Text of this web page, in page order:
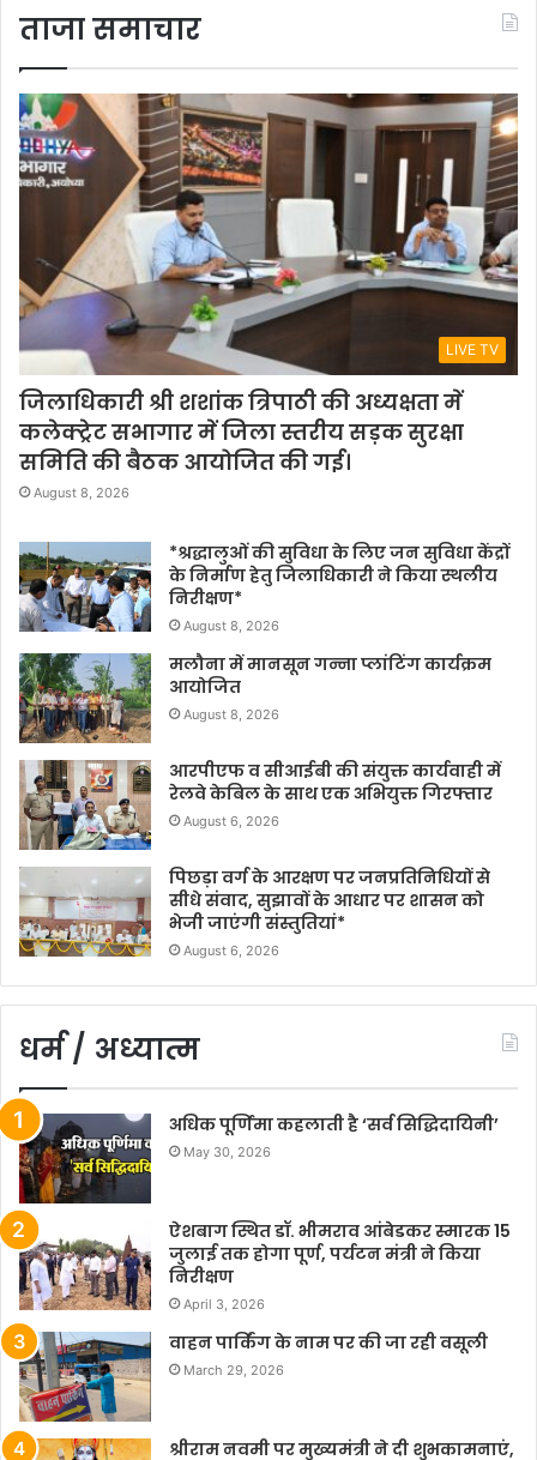
ताजा समाचार
LIVE TV
जिलाधिकारी श्री शशांक त्रिपाठी की अध्यक्षता में
कलेक्ट्रेट सभागार में जिला स्तरीय सड़क सुरक्षा
समिति की बैठक आयोजित की गई।
August 8, 2026
*श्रद्धालुओं की सुविधा के लिए जन सुविधा केंद्रों
के निर्माण हेतु जिलाधिकारी ने किया स्थलीय
निरीक्षण*
August 8, 2026
मलौना में मानसून गन्ना प्लांटिंग कार्यक्रम
आयोजित
August 8, 2026
आरपीएफ व सीआईबी की संयुक्त कार्यवाही में
रेलवे केबिल के साथ एक अभियुक्त गिरफ्तार
August 6, 2026
पिछड़ा वर्ग के आरक्षण पर जनप्रतिनिधियों से
सीधे संवाद, सुझावों के आधार पर शासन को
भेजी जाएंगी संस्तुतियां*
August 6, 2026
धर्म / अध्यात्म
अधिक पूर्णिमा कहलाती है ‘सर्व सिद्धिदायिनी’
May 30, 2026
ऐशबाग स्थित डॉ. भीमराव आंबेडकर स्मारक 15
जुलाई तक होगा पूर्ण, पर्यटन मंत्री ने किया
निरीक्षण
April 3, 2026
वाहन पार्किंग के नाम पर की जा रही वसूली
March 29, 2026
श्रीराम नवमी पर मुख्यमंत्री ने दी शुभकामनाएं,